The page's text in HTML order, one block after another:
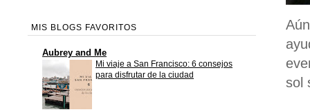
sol
MIS BLOGS FAVORITOS
Aubrey and Me
Mi viaje a San Francisco: 6 consejos
para disfrutar de la ciudad